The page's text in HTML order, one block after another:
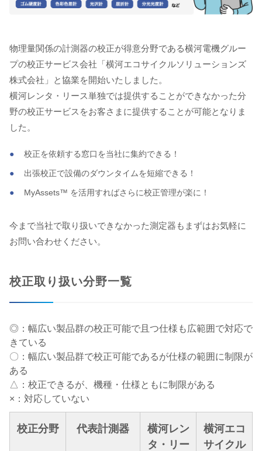
物理量関係の計測器の校正が得意分野である横河電機グルー
プの校正サービス会社「横河エコサイクルソリューションズ
株式会社」と協業を開始いたしました。
横河レンタ・リース単独では提供することができなかった分
野の校正サービスをお客さまに提供することが可能となりま
した。
校正を依頼する窓口を当社に集約できる！
出張校正で設備のダウンタイムを短縮できる！
MyAssets™ を活用すればさらに校正管理が楽に！
今まで当社で取り扱いできなかった測定器もまずはお気軽に
お問い合わせください。
校正取り扱い分野一覧
◎：幅広い製品群の校正可能で且つ仕様も広範囲で対応で
きている
〇：幅広い製品群で校正可能であるが仕様の範囲に制限が
ある
△：校正できるが、機種・仕様ともに制限がある
×：対応していない
校正分野 代表計測器
横河レン
タ・リー
横河エコ
サイクル